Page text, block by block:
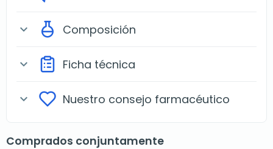
expand_more Composición
expand_more Ficha técnica
expand_more Nuestro consejo farmacéutico
Comprados conjuntamente